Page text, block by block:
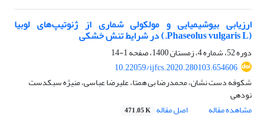
ارزیابی بیوشیمیایی و مولکولی شماری از ژنوتیپ‌های لوبیا
(Phaseolus vulgaris L.) در شرایط تنش خشکی
دوره 52، شماره 4، زمستان 1400، صفحه
1-14
10.22059/ijfcs.2020.280103.654606
شکوفه دست نشان، محمدرضا بی همتا، علیرضا عباسی، منیژه سبکدست
نودهی
مشاهده مقاله
اصل مقاله 471.05 K